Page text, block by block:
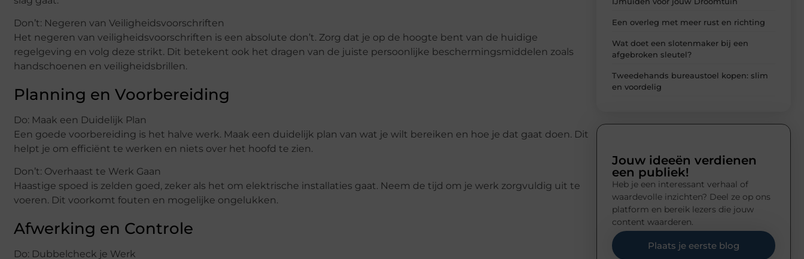
Don’t: Negeren van Veiligheidsvoorschriften
Het negeren van veiligheidsvoorschriften is een absolute don’t. Zorg dat je op de hoogte bent van de huidige
regelgeving en volg deze strikt. Dit betekent ook het dragen van de juiste persoonlijke beschermingsmiddelen zoals
handschoenen en veiligheidsbrillen.
Planning en Voorbereiding
Do: Maak een Duidelijk Plan
Een goede voorbereiding is het halve werk. Maak een duidelijk plan van wat je wilt bereiken en hoe je dat gaat doen. Dit
helpt je om efficiënt te werken en niets over het hoofd te zien.
Don’t: Overhaast te Werk Gaan
Haastige spoed is zelden goed, zeker als het om elektrische installaties gaat. Neem de tijd om je werk zorgvuldig uit te
voeren. Dit voorkomt fouten en mogelijke ongelukken.
Afwerking en Controle
Do: Dubbelcheck je Werk
Een overleg met meer rust en richting
Wat doet een slotenmaker bij een
afgebroken sleutel?
Tweedehands bureaustoel kopen: slim
en voordelig
Jouw ideeën verdienen
een publiek!
Heb je een interessant verhaal of
waardevolle inzichten? Deel ze op ons
platform en bereik lezers die jouw
content waarderen.
Plaats je eerste blog